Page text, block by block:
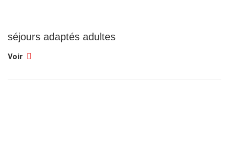
séjours adaptés adultes
Voir